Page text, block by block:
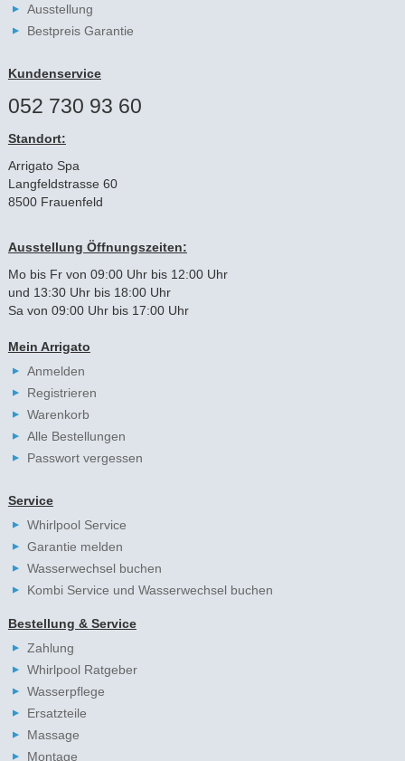
Ausstellung
Bestpreis Garantie
Kundenservice
052 730 93 60
Standort:
Arrigato Spa
Langfeldstrasse 60
8500 Frauenfeld
Ausstellung Öffnungszeiten:
Mo bis Fr von 09:00 Uhr bis 12:00 Uhr
und 13:30 Uhr bis 18:00 Uhr
Sa von 09:00 Uhr bis 17:00 Uhr
Mein Arrigato
Anmelden
Registrieren
Warenkorb
Alle Bestellungen
Passwort vergessen
Service
Whirlpool Service
Garantie melden
Wasserwechsel buchen
Kombi Service und Wasserwechsel buchen
Bestellung & Service
Zahlung
Whirlpool Ratgeber
Wasserpflege
Ersatzteile
Massage
Montage